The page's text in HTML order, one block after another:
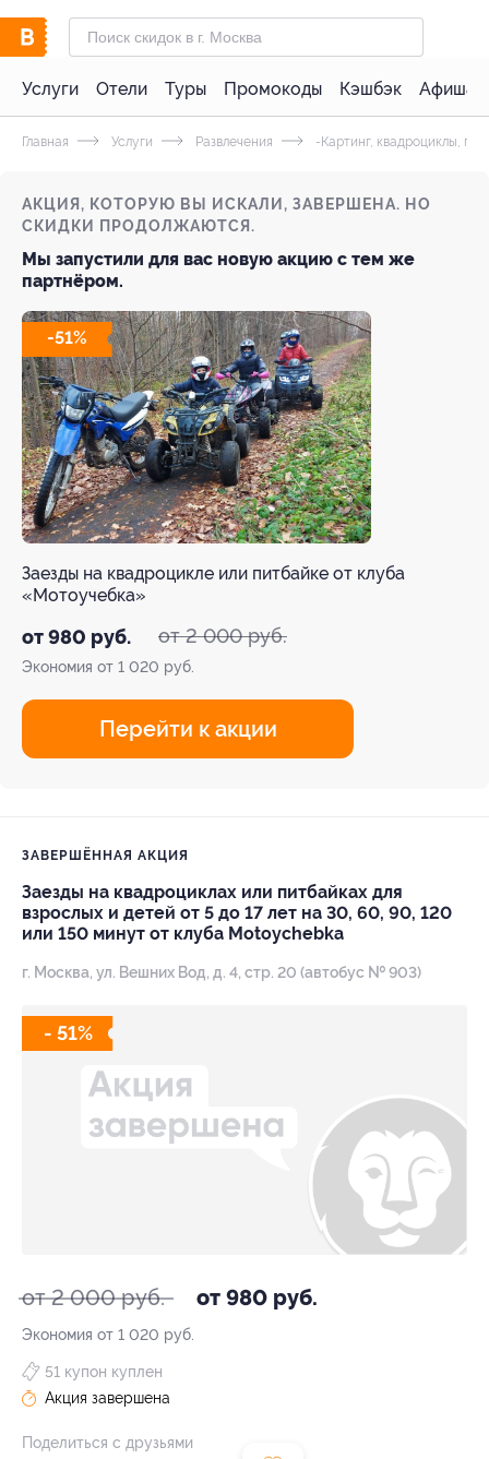
Услуги Отели Туры Промокоды Кэшбэк Афиша
Главная Услуги Развлечения -Картинг, квадроциклы,
АКЦИЯ, КОТОРУЮ ВЫ ИСКАЛИ, ЗАВЕРШЕНА. НО
СКИДКИ ПРОДОЛЖАЮТСЯ.
Мы запустили для вас новую акцию с тем же
партнёром.
-51%
Заезды на квадроцикле или питбайке от клуба
«Мотоучебка»
от 980 руб. от 2 000 руб.
Экономия от 1 020 руб.
Перейти к акции
ЗАВЕРШЁННАЯ АКЦИЯ
Заезды на квадроциклах или питбайках для
взрослых и детей от 5 до 17 лет на 30, 60, 90, 120
или 150 минут от клуба Motoychebka
г. Москва, ул. Вешних Вод, д. 4, стр. 20 (автобус № 903)
- 51%
от 2 000 руб. от 980 руб.
Экономия от 1 020 руб.
51 купон куплен
Акция завершена
Поделиться с друзьями